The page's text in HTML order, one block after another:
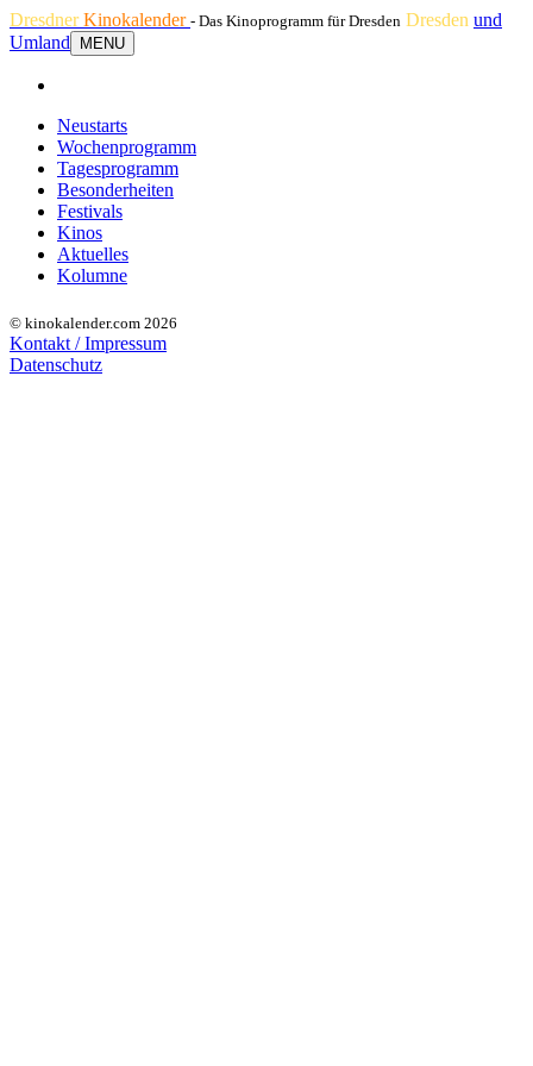
DresdnerKinokalender - Das Kinoprogramm für Dresden Dresden und
Umland
MENU
Neustarts
Wochenprogramm
Tagesprogramm
Besonderheiten
Festivals
Kinos
Aktuelles
Kolumne
© kinokalender.com 2026
Kontakt / Impressum
Datenschutz